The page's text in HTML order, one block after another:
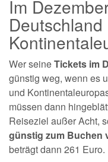
Im
Deutschland
Wer seineTickets im
günstig weg, wenn es
und
müssen dann
Reiseziel außer Acht,
günstig zum Buchen
beträgt dann 261 Euro.